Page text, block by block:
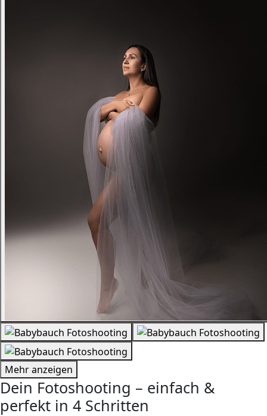
Mehr anzeigen
Dein Fotoshooting – einfach &
perfekt in 4 Schritten